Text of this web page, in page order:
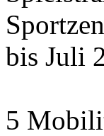
bis Juli
5